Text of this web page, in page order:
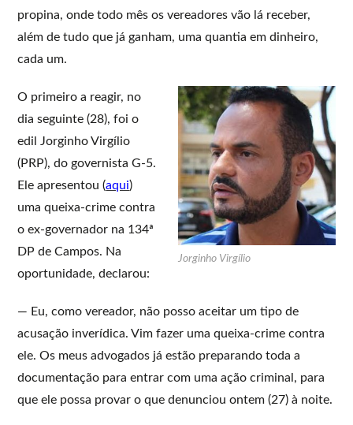
propina, onde todo mês os vereadores vão lá receber,
além de tudo que já ganham, uma quantia em dinheiro,
cada um.
Jorginho Virgílio
O primeiro a reagir, no
dia seguinte (28), foi o
edil Jorginho Virgílio
(PRP), do governista G-5.
Ele apresentou (aqui)
uma queixa-crime contra
o ex-governador na 134ª
DP de Campos. Na
oportunidade, declarou:
— Eu, como vereador, não posso aceitar um tipo de
acusação inverídica. Vim fazer uma queixa-crime contra
ele. Os meus advogados já estão preparando toda a
documentação para entrar com uma ação criminal, para
que ele possa provar o que denunciou ontem (27) à noite.